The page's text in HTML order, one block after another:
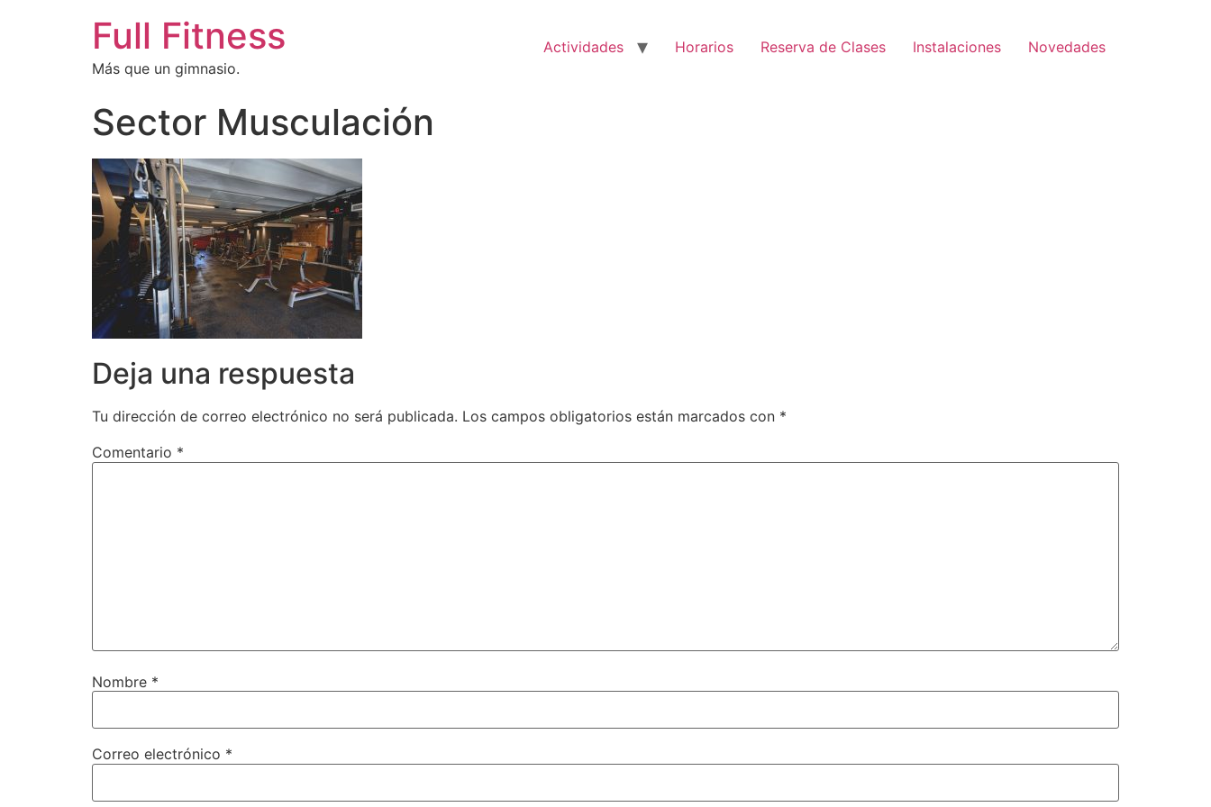
Full Fitness
Más que un gimnasio.
Actividades Horarios Reserva de Clases Instalaciones Novedades
Sector Musculación
Deja una respuesta
Tu dirección de correo electrónico no será publicada. Los campos obligatorios están marcados con *
Comentario *
Nombre *
Correo electrónico *